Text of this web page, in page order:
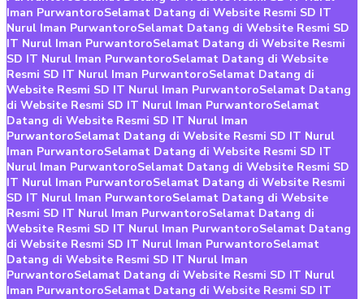
Iman PurwantoroSelamat Datang di Website Resmi SD IT
Nurul Iman PurwantoroSelamat Datang di Website Resmi SD
IT Nurul Iman PurwantoroSelamat Datang di Website Resmi
SD IT Nurul Iman PurwantoroSelamat Datang di Website
Resmi SD IT Nurul Iman PurwantoroSelamat Datang di
Website Resmi SD IT Nurul Iman PurwantoroSelamat Datang
di Website Resmi SD IT Nurul Iman PurwantoroSelamat
Datang di Website Resmi SD IT Nurul Iman
PurwantoroSelamat Datang di Website Resmi SD IT Nurul
Iman PurwantoroSelamat Datang di Website Resmi SD IT
Nurul Iman PurwantoroSelamat Datang di Website Resmi SD
IT Nurul Iman PurwantoroSelamat Datang di Website Resmi
SD IT Nurul Iman PurwantoroSelamat Datang di Website
Resmi SD IT Nurul Iman PurwantoroSelamat Datang di
Website Resmi SD IT Nurul Iman PurwantoroSelamat Datang
di Website Resmi SD IT Nurul Iman PurwantoroSelamat
Datang di Website Resmi SD IT Nurul Iman
PurwantoroSelamat Datang di Website Resmi SD IT Nurul
Iman PurwantoroSelamat Datang di Website Resmi SD IT